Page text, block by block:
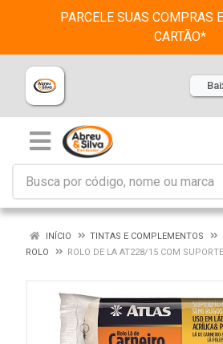
PARCELE SUAS COMPRAS
CARTÃO*
INÍCIO
TINTAS E COMPLEMENTOS
ROLO
ROLO DE LA AT228/15 COM